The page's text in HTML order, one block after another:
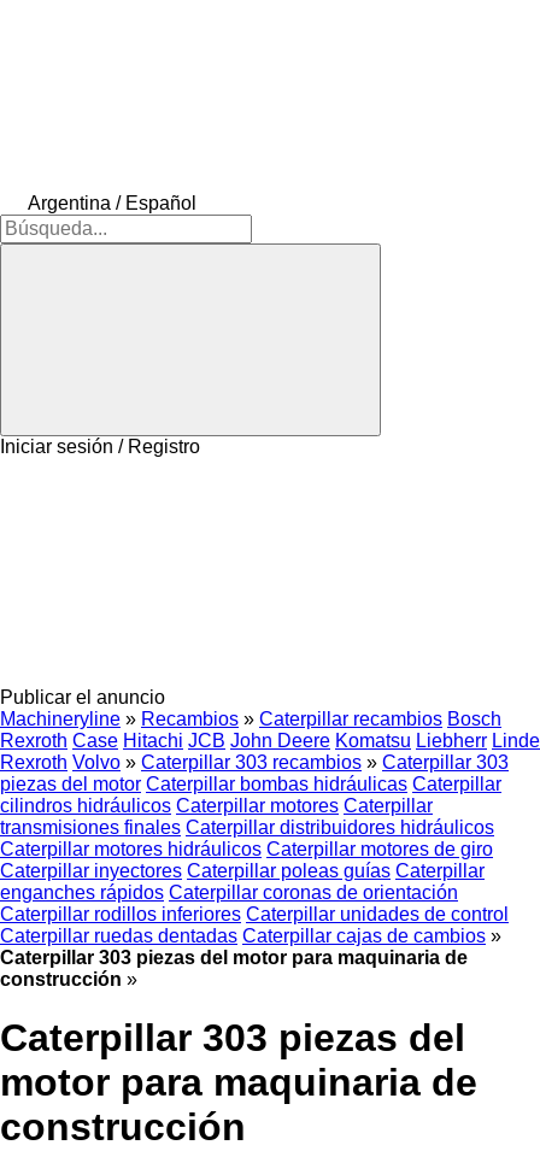
Argentina / Español
Iniciar sesión / Registro
Publicar el anuncio
Machineryline » Recambios » Caterpillar recambios Bosch
Rexroth Case Hitachi JCB John Deere Komatsu Liebherr Linde
Rexroth Volvo » Caterpillar 303 recambios » Caterpillar 303
piezas del motor Caterpillar bombas hidráulicas Caterpillar
cilindros hidráulicos Caterpillar motores Caterpillar
transmisiones finales Caterpillar distribuidores hidráulicos
Caterpillar motores hidráulicos Caterpillar motores de giro
Caterpillar inyectores Caterpillar poleas guías Caterpillar
enganches rápidos Caterpillar coronas de orientación
Caterpillar rodillos inferiores Caterpillar unidades de control
Caterpillar ruedas dentadas Caterpillar cajas de cambios »
Caterpillar 303 piezas del motor para maquinaria de
construcción »
Caterpillar 303 piezas del
motor para maquinaria de
construcción